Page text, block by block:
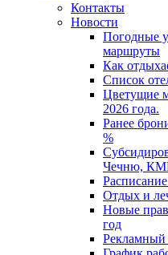
Контакты
Новости
Погодные
маршруты
Как
Список
Цветущие
2026 года.
Ранее
%
Чечню,
Отдых и
Новые
год
Рекламный